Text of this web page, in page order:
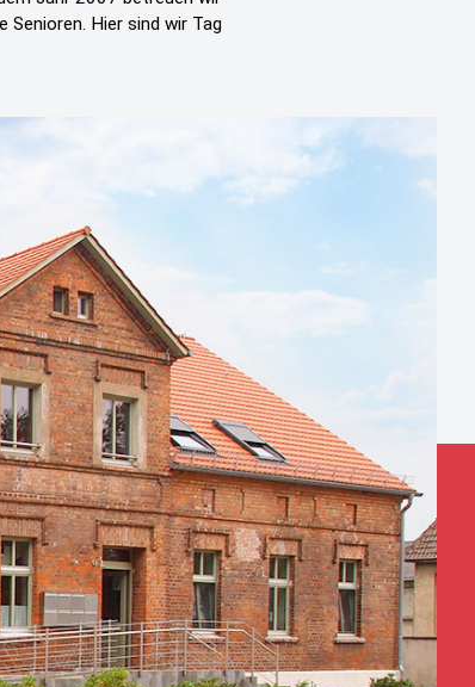
Hier sind wir Tag
der ambulanten Pflege im
und im
sehr umfangreich.